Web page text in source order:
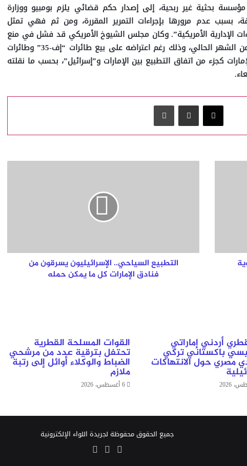
بحثية غير ربحية، إلى إصدار حكم قضائي يلزم بومبيو ووزارة
بسبب عدم مرورها بإجراءات التمرير المقررة، ومن ثم فهي تمثل
الإدارية الأمريكية”. وكان مجلس الشيوخ الأمريكي قد فشل في منع
الصفقة بوقت سابق من الشهر الحالي، وذلك رغم اعتراضه على بيع طائرات “إف-35” وطائرات
كجزء من اتفاق التطبيع بين الإمارات و”إسرائيل”، بحسب ما نقلته
‫X مشاركة عبر البريد طباعة
التطبيع
ما
التطبيع السياحي.. الإسرائيليون يسرقون من
فنادق الإمارات كل ما يمكن حمله
أردني إماراتي
باكستاني تركي
مصري حول الانتهاكات
القوات المسلحة القطرية
تحتفل بترقية عدد من مرشحي
الضباط والوكلاء أوائل إلى رتبة
ملازم
6 أغسطس، 2026
جميع الحقوق محفوظة لجريدة اللواء الإلكترونية
‫YouTube